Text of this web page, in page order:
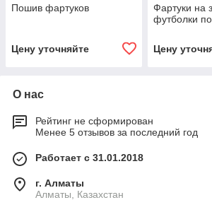
Пошив фартуков
Цену уточняйте
Фартуки на
футболки
Цену
О нас
Рейтинг не сформирован
Менее 5 отзывов за последний год
Работает с 31.01.2018
г. Алматы
Алматы, Казахстан